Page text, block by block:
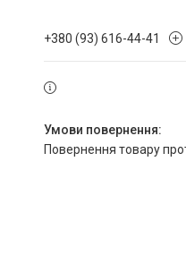
+380 (93) 616-44-41
повернення товару